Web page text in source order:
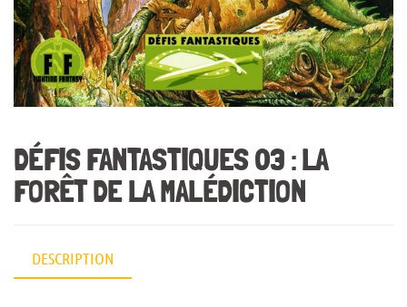
DÉFIS FANTASTIQUES 03 : LA
FORÊT DE LA MALÉDICTION
DESCRIPTION